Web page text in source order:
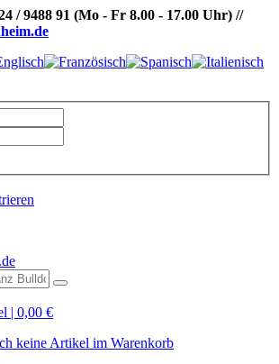
/ 9488 91 (Mo - Fr 8.00 - 17.00 Uhr) //
| 0,00 €
keine Artikel im Warenkorb